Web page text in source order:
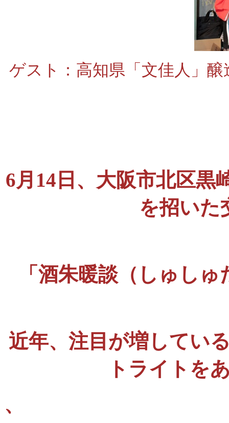
ゲスト：高知県「文佳人」
6月14日、大阪市北区黒
を招いた
「酒朱暖談（しゅし
近年、注目が増してい
トライトを
、